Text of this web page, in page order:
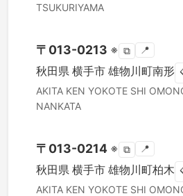
TSUKURIYAMA
〒 013-0213 ※ ⧉ 📍
秋田県 横手市 雄物川町南形
AKITA KEN YOKOTE SHI
NANKATA
〒 013-0214 ※ ⧉ 📍
秋田県 横手市 雄物川町柏木
AKITA KEN YOKOTE SHI